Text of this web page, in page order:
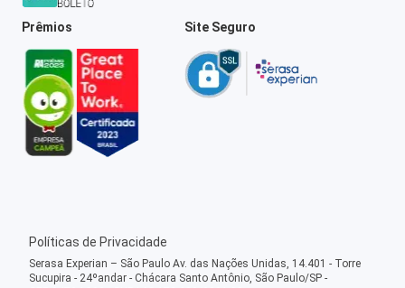
Prêmios Site Seguro
Políticas de Privacidade
Serasa Experian – São Paulo Av. das Nações Unidas, 14.401 - Torre
Sucupira - 24ºandar - Chácara Santo Antônio, São Paulo/SP -